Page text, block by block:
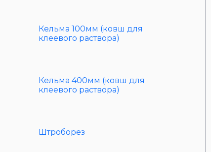
Кельма 100мм (ковш для
клеевого раствора)
Кельма 400мм (ковш для
клеевого раствора)
Штроборез